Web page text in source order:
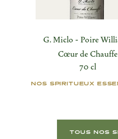
G. Miclo - Poire
Cœur de Chauffe
70 cl
NOS SPIRITUEUX
TOUS NOS